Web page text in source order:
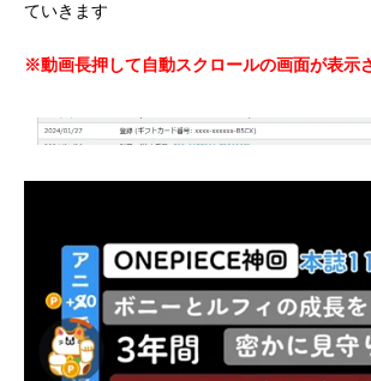
ていきます
※動画長押して自動スクロールの画面が表示